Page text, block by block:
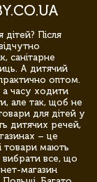
Після
санітарне
А дитячий
оптом.
часу ходити
але так, щоб не
для дітей у
дитячих речей,
– це
товари мають
вибрати все, що
магазин